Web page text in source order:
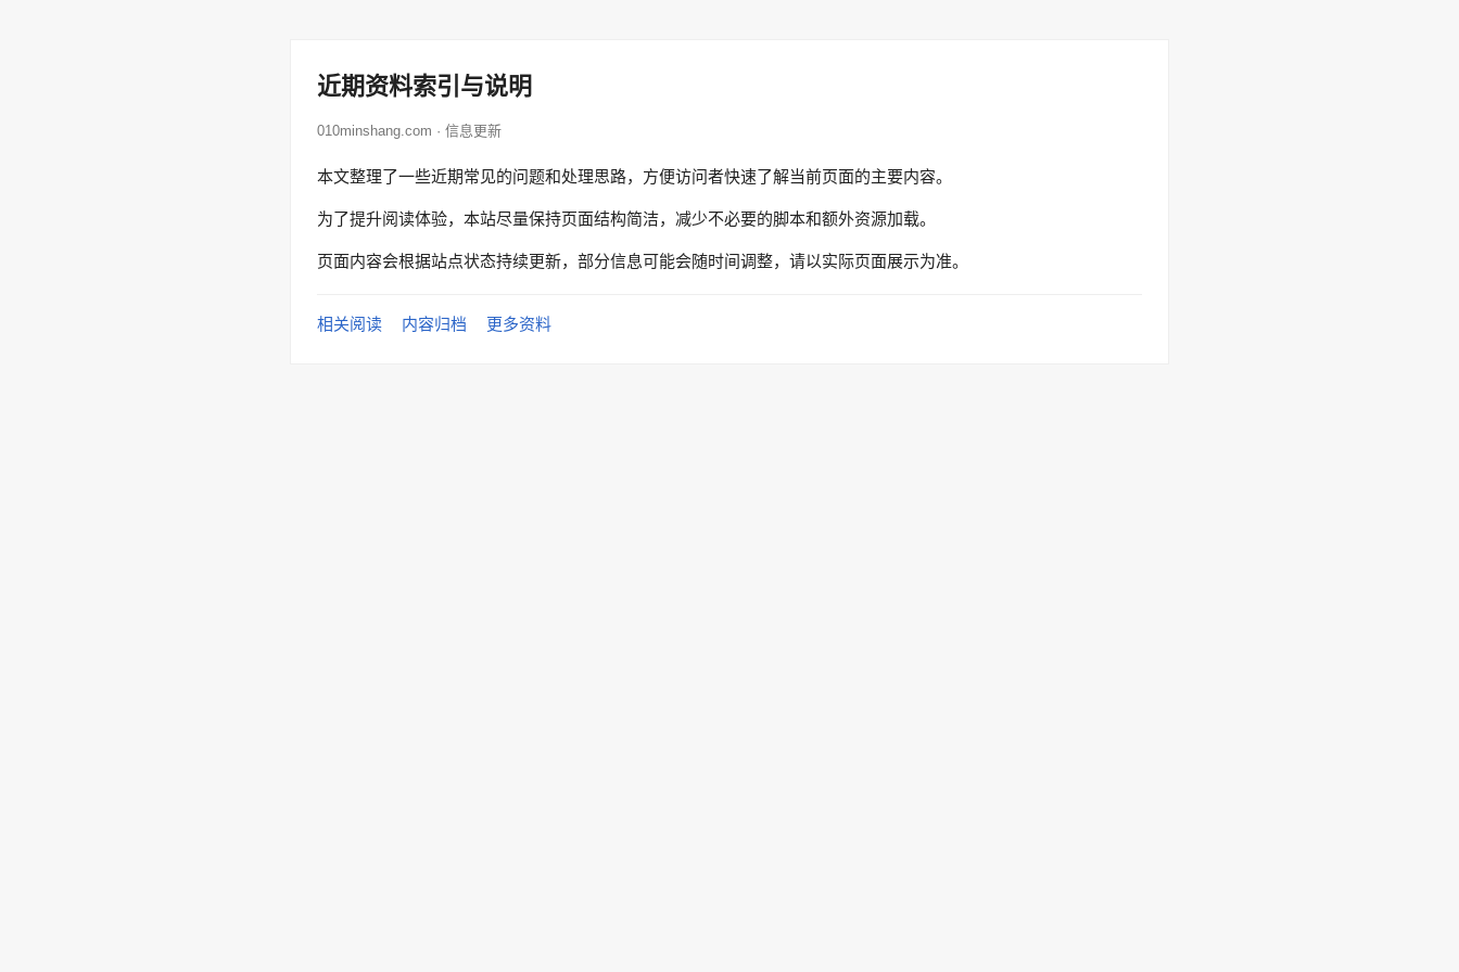
近期资料索引与说明
010minshang.com · 信息更新
本文整理了一些近期常见的问题和处理思路，方便访问者快速了解当前页面的主要内容。
为了提升阅读体验，本站尽量保持页面结构简洁，减少不必要的脚本和额外资源加载。
页面内容会根据站点状态持续更新，部分信息可能会随时间调整，请以实际页面展示为准。
相关阅读 内容归档 更多资料